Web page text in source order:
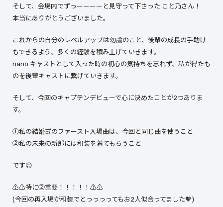
そして、会場内でずっーーーーと見守って下さった こと乃さん！
本当にありがとうございました。
これからの自分のレベルアップは勿論のこと、後輩の成長の手助け
もできるよう、多くの経験を積み上げていきます。
nano.キャストとして入った時の初心の気持ちを忘れず、私が得たも
のを後輩キャストに繋げていきます。
そして、今回のキャプテンデビューで心に決めたことが2つありま
す。
①私の結婚式のファースト入場曲は、今回と同じ曲を使うこと
②私の未来の新郎には和装を着てもらうこと
です😊
⚠️⚠️特に②重要！！！！！⚠️⚠️
(今回の再入場が和装でとっっっってもお2人似合ってました🧡)